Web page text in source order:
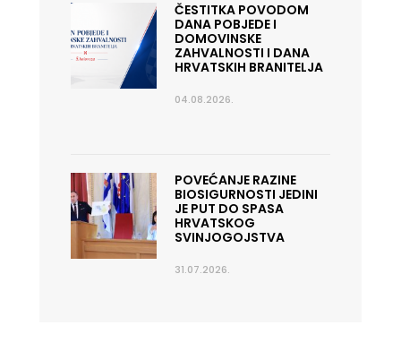
ČESTITKA POVODOM
DANA POBJEDE I
DOMOVINSKE
ZAHVALNOSTI I DANA
HRVATSKIH BRANITELJA
04.08.2026.
POVEĆANJE RAZINE
BIOSIGURNOSTI JEDINI
JE PUT DO SPASA
HRVATSKOG
SVINJOGOJSTVA
31.07.2026.